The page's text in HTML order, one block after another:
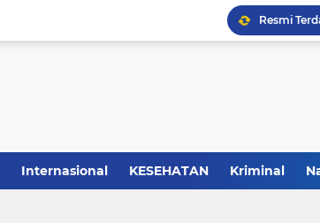
Internasional KESEHATAN Kriminal